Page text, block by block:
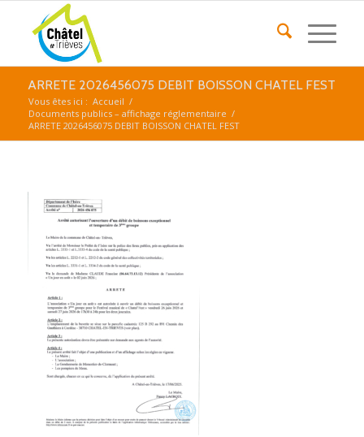
ARRETE 2026456075 DEBIT BOISSON CHATEL FEST
Vous êtes ici : Accueil /
Documents publics – affichage réglementaire /
ARRETE 2026456075 DEBIT BOISSON CHATEL FEST